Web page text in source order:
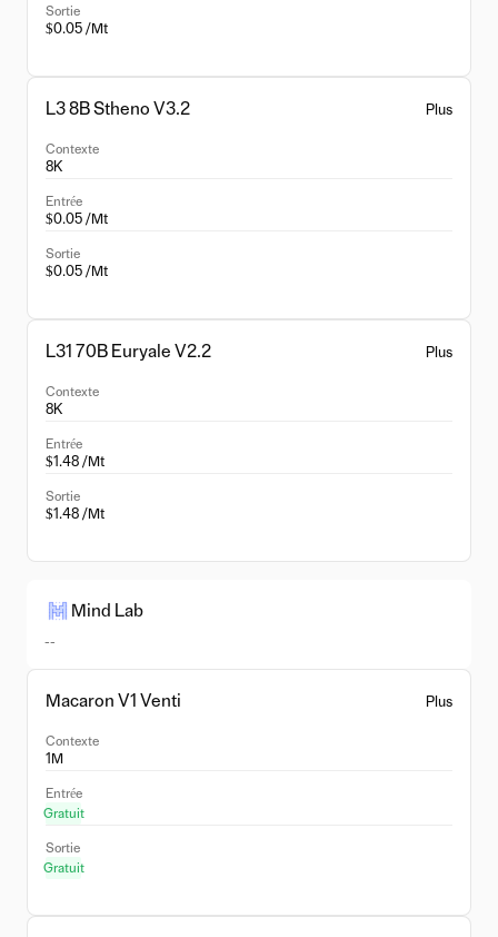
Sortie
$0.05 /Mt
L3 8B Stheno V3.2 Plus
Contexte
8K
Entrée
$0.05 /Mt
Sortie
$0.05 /Mt
L31 70B Euryale V2.2 Plus
Contexte
8K
Entrée
$1.48 /Mt
Sortie
$1.48 /Mt
Mind Lab
--
Macaron V1 Venti Plus
Contexte
1M
Entrée
Gratuit
Sortie
Gratuit